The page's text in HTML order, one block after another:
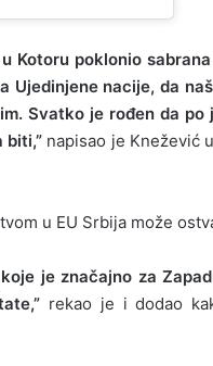
Kotoru poklonio
Ujedinjene nacije, da
Svatko je rođen da po
biti,” napisao je Knežević
u EU Srbija može
je značajno za
rekao je i dodao